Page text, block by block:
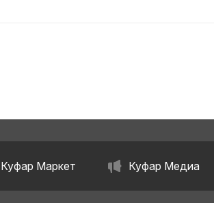
Куфар Маркет Куфар Медиа